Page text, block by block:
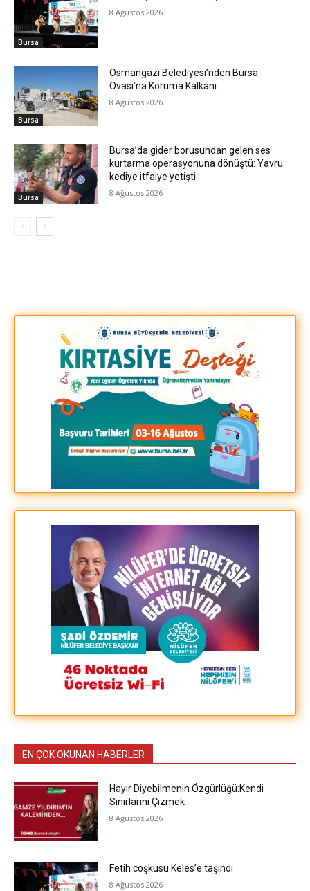
Bursa
8 Ağustos 2026
Bursa
Osmangazi Belediyesi’nden Bursa
Ovası’na Koruma Kalkanı
8 Ağustos 2026
Bursa
Bursa’da gider borusundan gelen ses
kurtarma operasyonuna dönüştü: Yavru
kediye itfaiye yetişti
8 Ağustos 2026
EN ÇOK OKUNAN HABERLER
Hayır Diyebilmenin Özgürlüğü:Kendi
Sınırlarını Çizmek
8 Ağustos 2026
Fetih coşkusu Keles’e taşındı
8 Ağustos 2026